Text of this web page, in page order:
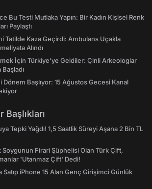
Bu Testi Mutlaka Yapın: Bir Kadın Kişisel Renk
Paylaştı
Tatilde Kaza Geçirdi: Ambulans Uçakla
Alındı
İçin Türkiye'ye Geldiler: Çinli Arkeologlar
Başladı
Dönem Başlıyor: 15 Ağustos Gecesi Kanal
Başlıkları
Tepki Yağdı! 1,5 Saatlik Süreyi Aşana 2 Bin TL
Firari Şüphelisi Olan Türk Çift,
'Utanmaz Çift' Dedi!
Satıp iPhone 15 Alan Genç Girişimci Günlük